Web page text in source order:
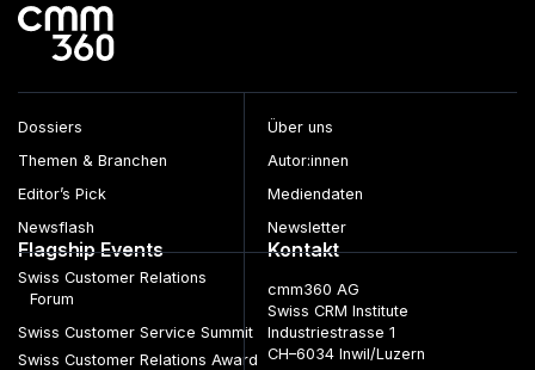
Dossiers
Themen & Branchen
Editor’s Pick
Newsflash
Über uns
Autor:innen
Mediendaten
Newsletter
Flagship Events
Swiss Customer Relations
Forum
Swiss Customer Service Summit
Swiss Customer Relations Award
Kontakt
cmm360 AG
Swiss CRM Institute
Industriestrasse 1
CH–6034 Inwil/Luzern